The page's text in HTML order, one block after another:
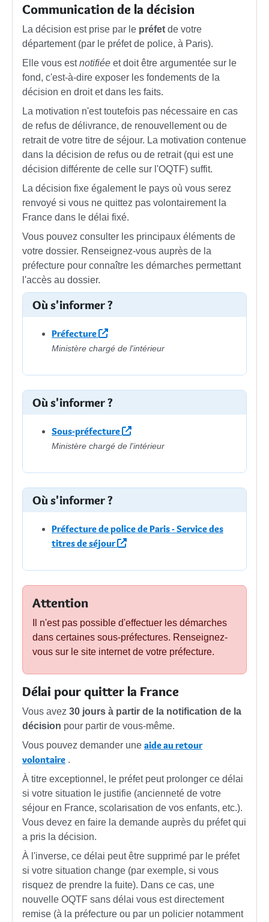
Communication de la décision
La décision est prise par le préfet de votre
département (par le préfet de police, à Paris).
Elle vous est notifiée et doit être argumentée sur le
fond, c'est-à-dire exposer les fondements de la
décision en droit et dans les faits.
La motivation n'est toutefois pas nécessaire en cas
de refus de délivrance, de renouvellement ou de
retrait de votre titre de séjour. La motivation contenue
dans la décision de refus ou de retrait (qui est une
décision différente de celle sur l'OQTF) suffit.
La décision fixe également le pays où vous serez
renvoyé si vous ne quittez pas volontairement la
France dans le délai fixé.
Vous pouvez consulter les principaux éléments de
votre dossier. Renseignez-vous auprès de la
préfecture pour connaître les démarches permettant
l'accès au dossier.
Où s'informer ?
Préfecture
Ministère chargé de l'intérieur
Où s'informer ?
Sous-préfecture
Ministère chargé de l'intérieur
Où s'informer ?
Préfecture de police de Paris - Service des
titres de séjour
Attention
Il n'est pas possible d'effectuer les démarches
dans certaines sous-préfectures. Renseignez-
vous sur le site internet de votre préfecture.
Délai pour quitter la France
Vous avez 30 jours à partir de la notification de la
décision pour partir de vous-même.
Vous pouvez demander une aide au retour
volontaire .
À titre exceptionnel, le préfet peut prolonger ce délai
si votre situation le justifie (ancienneté de votre
séjour en France, scolarisation de vos enfants, etc.).
Vous devez en faire la demande auprès du préfet qui
a pris la décision.
À l'inverse, ce délai peut être supprimé par le préfet
si votre situation change (par exemple, si vous
risquez de prendre la fuite). Dans ce cas, une
nouvelle OQTF sans délai vous est directement
remise (à la préfecture ou par un policier notamment